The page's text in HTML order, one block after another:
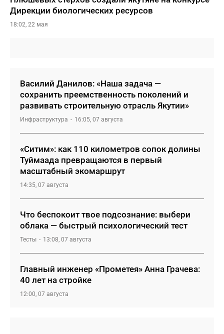
Дирекции биологических ресурсов
18:02, 22 мая
Василий Данилов: «Наша задача —
сохранить преемственность поколений и
развивать строительную отрасль Якутии»
Инфраструктура 16:05, 07 августа
«Ситим»: как 110 километров сопок долины
Туймаада превращаются в первый
масштабный экомаршрут
14:35, 07 августа
Что беспокоит твое подсознание: выбери
облака — быстрый психологический тест
Тесты 13:08, 07 августа
Главный инженер «Прометея» Анна Грачева:
40 лет на стройке
12:00, 07 августа